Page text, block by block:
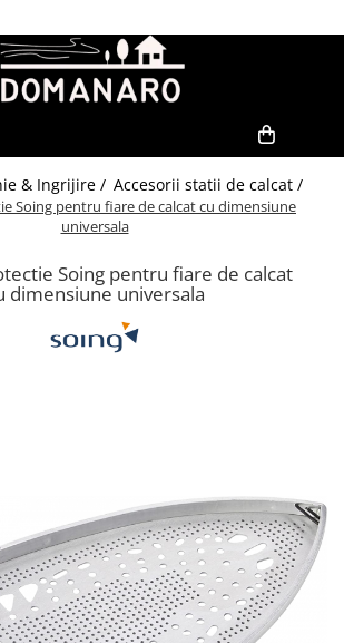
de abur
& Ingrijire / Accesorii statii de calcat /
Soing pentru fiare de calcat cu dimensiune
universala
Soing pentru fiare de calcat
dimensiune universala